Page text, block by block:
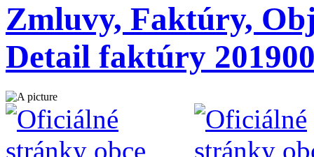
Zmluvy, Faktúry,
Detail faktúry